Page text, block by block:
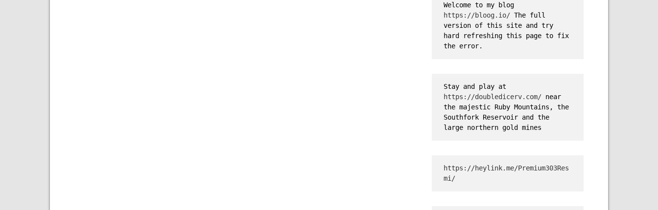
https://bloog.io/ The full
version of this site and try
hard refreshing this page to fix
the error.
https://doubledicerv.com/ near
the majestic Ruby Mountains, the
Southfork Reservoir and the
large northern gold mines
https://heylink.me/Premium303Res
mi/